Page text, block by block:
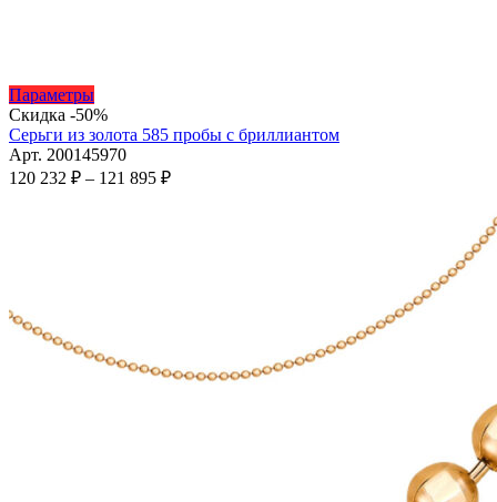
ПараметрыЭтот
товар
имеет
несколько
вариаций.
Скидка -50%
Серьги из золота 585 пробы с бриллиантом
Арт. 200145970
120 232 ₽ – 121 895 ₽Диапазон